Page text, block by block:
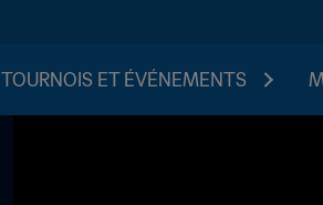
TOURNOIS ET ÉVÉNEMENTS